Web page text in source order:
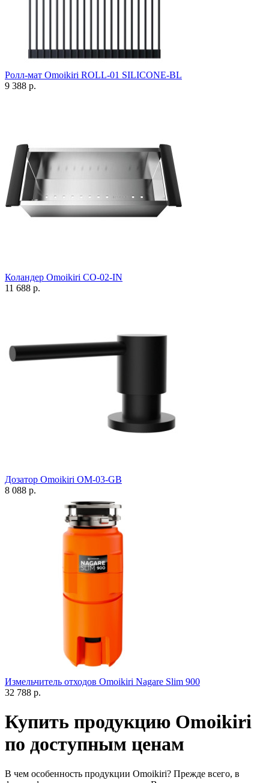
Ролл-мат Omoikiri ROLL-01 SILICONE-BL
9 388 р.
Коландер Omoikiri CO-02-IN
11 688 р.
Дозатор Omoikiri OM-03-GB
8 088 р.
Измельчитель отходов Omoikiri Nagare Slim 900
32 788 р.
Купить продукцию Omoikiri
по доступным ценам
В чем особенность продукции Omoikiri? Прежде всего, в